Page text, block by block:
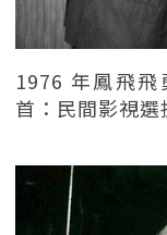
1976 年鳳飛
首：民間影視選